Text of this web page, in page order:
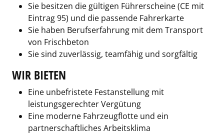
Sie besitzen die gültigen Führerscheine (CE mit
Eintrag 95) und die passende Fahrerkarte
Sie haben Berufserfahrung mit dem Transport
von Frischbeton
Sie sind zuverlässig, teamfähig und sorgfältig
WIR BIETEN
Eine unbefristete Festanstellung mit
leistungsgerechter Vergütung
Eine moderne Fahrzeugflotte und ein
partnerschaftliches Arbeitsklima